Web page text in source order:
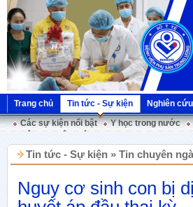
Trang chủ Tin tức - Sự kiện Nghiên
Các sự kiện nổi bật
Y học trong nước
Tin tức - Sự kiện » Tin chuyên
Nguy cơ sinh con bị